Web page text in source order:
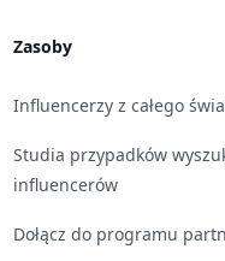
Zasoby
Influencerzy z całego
Studia przypadków
influencerów
Dołącz do programu